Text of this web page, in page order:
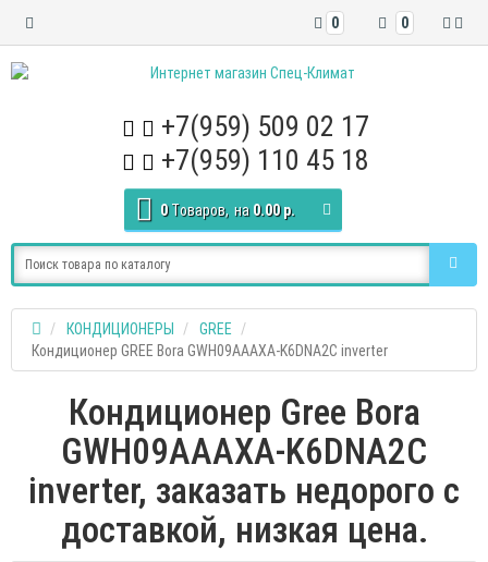
0
0
+7(959) 509 02 17
+7(959) 110 45 18
0 Tоваров, на 0.00 р.
КОНДИЦИОНЕРЫ
GREE
Кондиционер GREE Bora GWH09AAAXA-K6DNA2C inverter
Кондиционер Gree Bora
GWH09AAAXA-K6DNA2C
inverter, заказать недорого с
доставкой, низкая цена.